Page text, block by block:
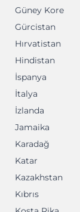
Güney Kore
Gürcistan
Hırvatistan
Hindistan
İspanya
İtalya
İzlanda
Jamaika
Karadağ
Katar
Kazakhstan
Kıbrıs